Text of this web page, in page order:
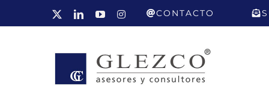
LinkedInYouTubeInstagramCONTACTO